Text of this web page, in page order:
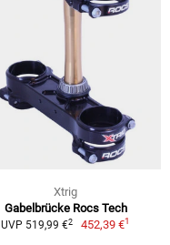
Xtrig
Gabelbrücke Rocs Tech
UVP 519,99 €2 452,39 €1